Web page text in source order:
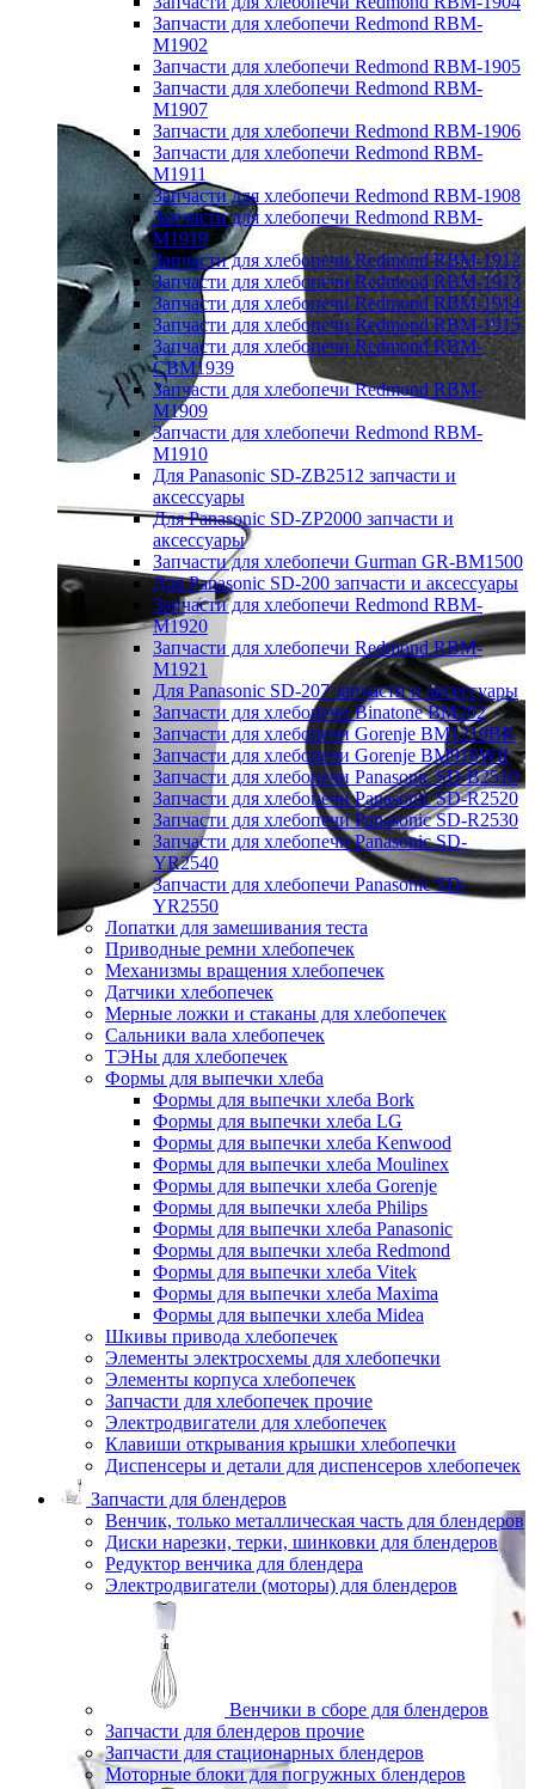
Запчасти для хлебопечи Redmond RBM-
M1902
Запчасти для хлебопечи Redmond RBM-1905
Запчасти для хлебопечи Redmond RBM-
M1907
Запчасти для хлебопечи Redmond RBM-1906
Запчасти для хлебопечи Redmond RBM-
M1911
Запчасти для хлебопечи Redmond RBM-1908
Запчасти для хлебопечи Redmond RBM-
M1919
Запчасти для хлебопечи Redmond RBM-1912
Запчасти для хлебопечи Redmond RBM-1913
Запчасти для хлебопечи Redmond RBM-1914
Запчасти для хлебопечи Redmond RBM-1915
Запчасти для хлебопечи Redmond RBM-
CBM1939
Запчасти для хлебопечи Redmond RBM-
M1909
Запчасти для хлебопечи Redmond RBM-
M1910
Для Panasonic SD-ZB2512 запчасти и
аксессуары
Для Panasonic SD-ZP2000 запчасти и
аксессуары
Запчасти для хлебопечи Gurman GR-BM1500
Для Panasonic SD-200 запчасти и аксессуары
Запчасти для хлебопечи Redmond RBM-
M1920
Запчасти для хлебопечи Redmond RBM-
M1921
Для Panasonic SD-207 запчасти и аксессуары
Запчасти для хлебопечи Binatone BM202
Запчасти для хлебопечи Gorenje BM1210BK
Запчасти для хлебопечи Gorenje BM910WII
Запчасти для хлебопечи Panasonic SD-B2510
Запчасти для хлебопечи Panasonic SD-R2520
Запчасти для хлебопечи Panasonic SD-R2530
Запчасти для хлебопечи Panasonic SD-
YR2540
Запчасти для хлебопечи Panasonic SD-
YR2550
Лопатки для замешивания теста
Приводные ремни хлебопечек
Механизмы вращения хлебопечек
Датчики хлебопечек
Мерные ложки и стаканы для хлебопечек
Сальники вала хлебопечек
ТЭНы для хлебопечек
Формы для выпечки хлеба
Формы для выпечки хлеба Bork
Формы для выпечки хлеба LG
Формы для выпечки хлеба Kenwood
Формы для выпечки хлеба Moulinex
Формы для выпечки хлеба Gorenje
Формы для выпечки хлеба Philips
Формы для выпечки хлеба Panasonic
Формы для выпечки хлеба Redmond
Формы для выпечки хлеба Vitek
Формы для выпечки хлеба Maxima
Формы для выпечки хлеба Midea
Шкивы привода хлебопечек
Элементы электросхемы для хлебопечки
Элементы корпуса хлебопечек
Запчасти для хлебопечек прочие
Электродвигатели для хлебопечек
Клавиши открывания крышки хлебопечки
Диспенсеры и детали для диспенсеров хлебопечек
Запчасти для блендеров
Венчик, только металлическая часть для блендеров
Диски нарезки, терки, шинковки для блендеров
Редуктор венчика для блендера
Электродвигатели (моторы) для блендеров
Венчики в сборе для блендеров
Запчасти для блендеров прочие
Запчасти для стационарных блендеров
Моторные блоки для погружных блендеров